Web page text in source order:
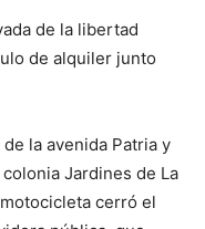
de la libertad
de alquiler junto
la avenida Patria y
Jardines de La
cerró el